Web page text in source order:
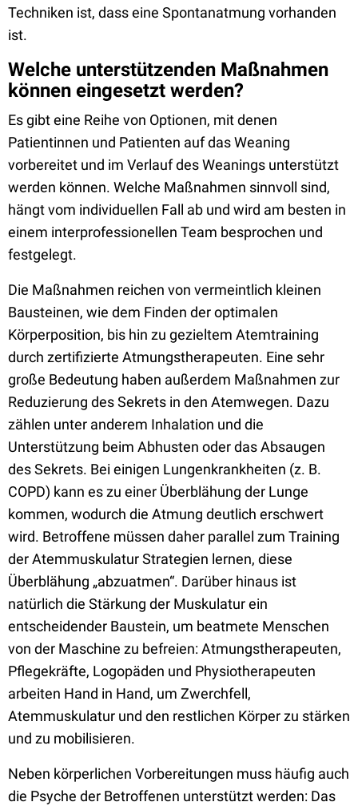
Techniken ist, dass eine Spontanatmung vorhanden
ist.
Welche unterstützenden Maßnahmen
können eingesetzt werden?
Es gibt eine Reihe von Optionen, mit denen
Patientinnen und Patienten auf das Weaning
vorbereitet und im Verlauf des Weanings unterstützt
werden können. Welche Maßnahmen sinnvoll sind,
hängt vom individuellen Fall ab und wird am besten in
einem interprofessionellen Team besprochen und
festgelegt.
Die Maßnahmen reichen von vermeintlich kleinen
Bausteinen, wie dem Finden der optimalen
Körperposition, bis hin zu gezieltem Atemtraining
durch zertifizierte Atmungstherapeuten. Eine sehr
große Bedeutung haben außerdem Maßnahmen zur
Reduzierung des Sekrets in den Atemwegen. Dazu
zählen unter anderem Inhalation und die
Unterstützung beim Abhusten oder das Absaugen
des Sekrets. Bei einigen Lungenkrankheiten (z. B.
COPD) kann es zu einer Überblähung der Lunge
kommen, wodurch die Atmung deutlich erschwert
wird. Betroffene müssen daher parallel zum Training
der Atemmuskulatur Strategien lernen, diese
Überblähung „abzuatmen“. Darüber hinaus ist
natürlich die Stärkung der Muskulatur ein
entscheidender Baustein, um beatmete Menschen
von der Maschine zu befreien: Atmungstherapeuten,
Pflegekräfte, Logopäden und Physiotherapeuten
arbeiten Hand in Hand, um Zwerchfell,
Atemmuskulatur und den restlichen Körper zu stärken
und zu mobilisieren.
Neben körperlichen Vorbereitungen muss häufig auch
die Psyche der Betroffenen unterstützt werden: Das